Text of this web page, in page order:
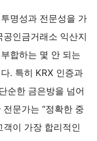
명성과 전문성을 가
인금거래소 익산지
합하는 몇 안 되는
. 특히 KRX 인증과
순한 금은방을 넘어
문가는 “정확한 중
이 가장 합리적인